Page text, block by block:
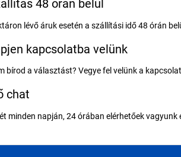
48 órán belül
lévő áruk esetén a szállítási idő 48 órán
kapcsolatba velünk
bírod a választást? Vegye fel velünk a
chat
minden napján, 24 órában elérhetőek vagyunk